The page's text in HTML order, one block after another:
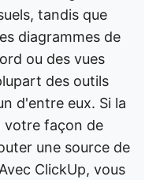
tandis que
diagrammes de
ou des vues
des outils
d'entre eux. Si la
votre façon de
une source de
ClickUp, vous